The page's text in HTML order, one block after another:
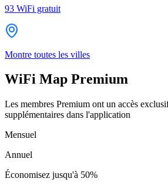
93 WiFi gratuit
Montre toutes les villes
WiFi Map Premium
Les membres Premium ont un accès
supplémentaires dans l'application
Mensuel
Annuel
Économisez jusqu'à 50%